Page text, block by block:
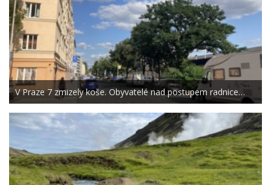
V Praze 7 zmizely koše. Obyvatelé nad postupem radnice…